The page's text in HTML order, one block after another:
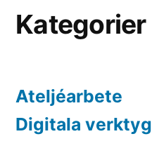
Kategorier
Ateljéarbete
Digitala verktyg